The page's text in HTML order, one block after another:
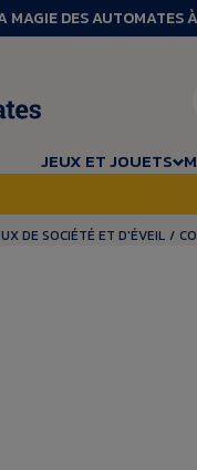
MAGIE DES AUTOMATES
JEUX ET JOUETS
DE SOCIÉTÉ ET D'ÉVEIL /